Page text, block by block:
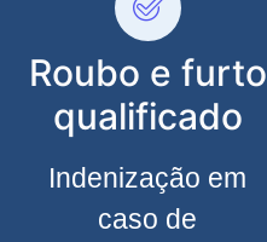
Roubo e furto
qualificado
Indenização em
caso de